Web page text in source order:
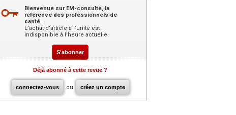
Bienvenue sur EM-consulte, la
référence des professionnels de
santé.
L’achat d’article à l’unité est
indisponible à l’heure actuelle.
S'abonner
Déjà abonné à cette revue ?
connectez-vous ou créez un compte